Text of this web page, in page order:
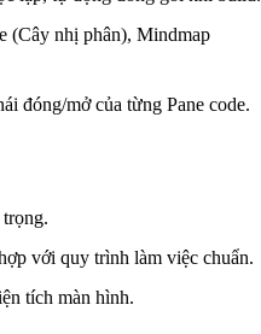
(Cây nhị phân), Mindmap
đóng/mở của từng Pane code.
với quy trình làm việc chuẩn.
tích màn hình.